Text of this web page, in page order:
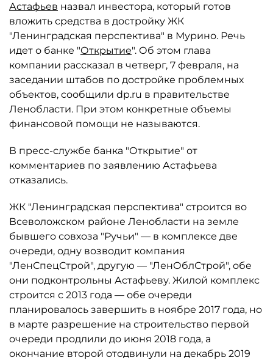
Астафьев назвал инвестора, который готов
вложить средства в достройку ЖК
"Ленинградская перспектива" в Мурино. Речь
идет о банке "Открытие". Об этом глава
компании рассказал в четверг, 7 февраля, на
заседании штабов по достройке проблемных
объектов, сообщили dp.ru в правительстве
Ленобласти. При этом конкретные объемы
финансовой помощи не называются.
В пресс-службе банка "Открытие" от
комментариев по заявлению Астафьева
отказались.
ЖК "Ленинградская перспектива" строится во
Всеволожском районе Ленобласти на земле
бывшего совхоза "Ручьи" — в комплексе две
очереди, одну возводит компания
"ЛенСпецСтрой", другую — "ЛенОблСтрой", обе
они подконтрольны Астафьеву. Жилой комплекс
строится с 2013 года — обе очереди
планировалось завершить в ноябре 2017 года, но
в марте разрешение на строительство первой
очереди продлили до июня 2018 года, а
окончание второй отодвинули на декабрь 2019